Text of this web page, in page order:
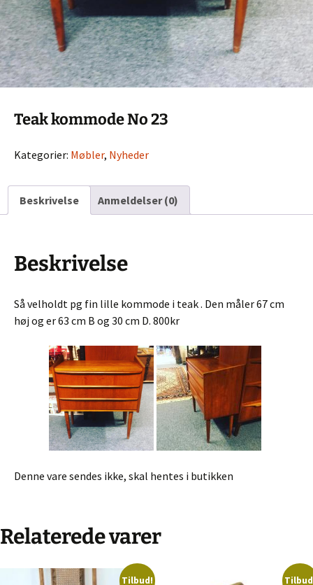
Teak kommode No 23
Kategorier: Møbler, Nyheder
Beskrivelse Anmeldelser (0)
Beskrivelse
Så velholdt pg fin lille kommode i teak . Den måler 67 cm
høj og er 63 cm B og 30 cm D. 800kr
Denne vare sendes ikke, skal hentes i butikken
Relaterede varer
Tilbud!